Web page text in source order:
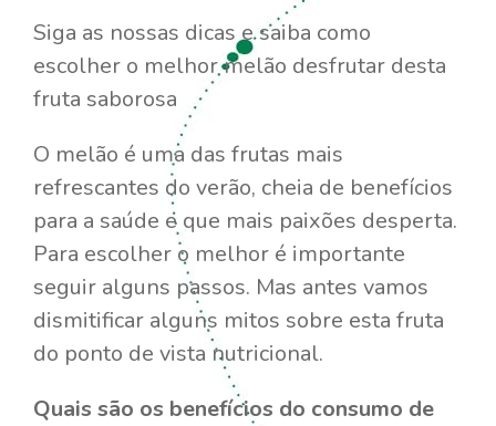
Siga as nossas dicas e saiba como
escolher o melhor melão desfrutar desta
fruta saborosa
O melão é uma das frutas mais
refrescantes do verão, cheia de benefícios
para a saúde e que mais paixões desperta.
Para escolher o melhor é importante
seguir alguns passos. Mas antes vamos
dismitificar alguns mitos sobre esta fruta
do ponto de vista nutricional.
Quais são os benefícios do consumo de